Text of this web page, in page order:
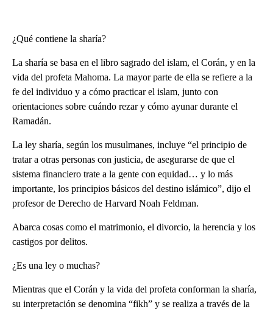
¿Qué contiene la sharía?
La sharía se basa en el libro sagrado del islam, el Corán, y en la
vida del profeta Mahoma. La mayor parte de ella se refiere a la
fe del individuo y a cómo practicar el islam, junto con
orientaciones sobre cuándo rezar y cómo ayunar durante el
Ramadán.
La ley sharía, según los musulmanes, incluye “el principio de
tratar a otras personas con justicia, de asegurarse de que el
sistema financiero trate a la gente con equidad… y lo más
importante, los principios básicos del destino islámico”, dijo el
profesor de Derecho de Harvard Noah Feldman.
Abarca cosas como el matrimonio, el divorcio, la herencia y los
castigos por delitos.
¿Es una ley o muchas?
Mientras que el Corán y la vida del profeta conforman la sharía,
su interpretación se denomina “fikh” y se realiza a través de la